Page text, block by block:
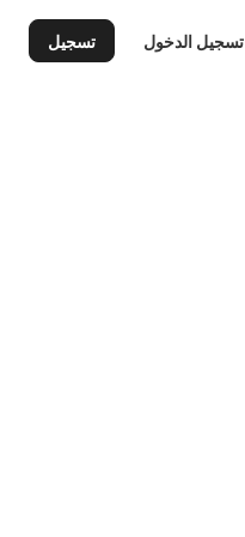
تسجيل الدخول تسجيل